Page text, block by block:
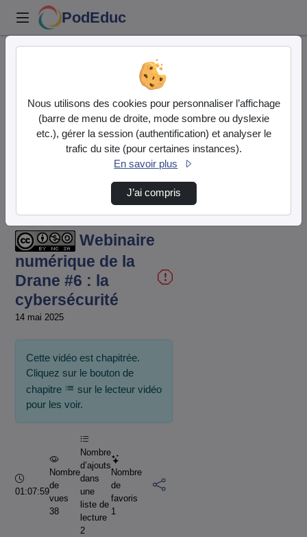
PodEduc
Drane #6 : la cybe…
Lire
la
vidéo
Webinaire
numérique de la
Drane #6 : la
cybersécurité
14 mai 2025
Cette vidéo est chapitrée.
Cliquez sur le bouton de
chapitre
sur le lecteur vidéo
pour les voir.
Durée :
01:07:59
Nombre
de
vues
38
Nombre
d’ajouts
dans
une
liste de
lecture
2
Nombre
de
favoris
1
Nous utilisons des cookies pour personnaliser l’affichage
(barre de menu de droite, mode sombre ou dyslexie
etc.), gérer la session (authentification) et analyser le
trafic du site (pour certaines instances).
En savoir plus
J’ai compris